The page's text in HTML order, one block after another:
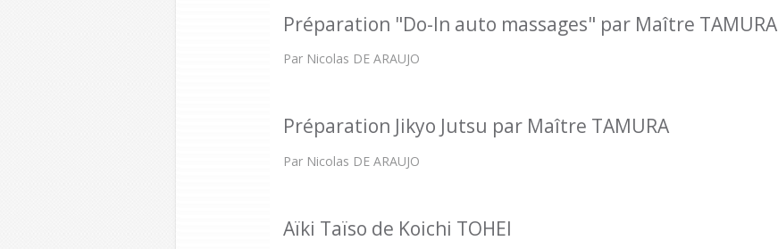
Préparation "Do-In auto massages" par Maître TAMURA
Par Nicolas DE ARAUJO
Préparation Jikyo Jutsu par Maître TAMURA
Par Nicolas DE ARAUJO
Aïki Taïso de Koichi TOHEI